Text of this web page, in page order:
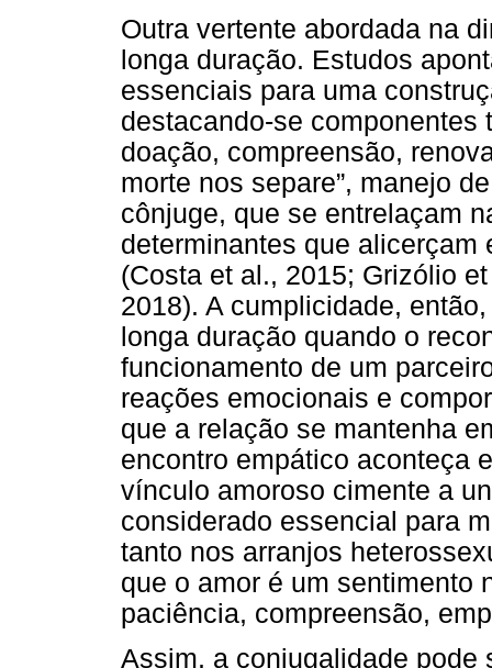
Outra vertente abordada na
longa duração. Estudos
essenciais para uma
destacando-se
doação, compreensão,
morte nos separe”, manejo
cônjuge, que se entrelaçam
determinantes que
(Costa et al., 2015; Grizólio
2018). A cumplicidade,
longa duração quando o
funcionamento de um
reações emocionais e
que a relação se mantenha
encontro empático aconteça
vínculo amoroso cimente a
considerado essencial para
tanto nos arranjos
que o amor é um sentimento
paciência, compreensão,
Assim, a conjugalidade pode